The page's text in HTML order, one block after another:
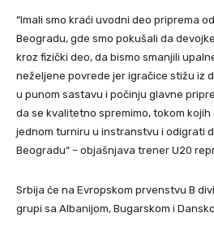
“Imali smo kraći uvodni deo priprema
Beogradu, gde smo pokušali da
kroz fizički deo, da bismo smanjili
neželjene povrede jer igračice stižu iz
u punom sastavu i počinju glavne
da se kvalitetno spremimo, tokom
jednom turniru u instranstvu i odigrati
Beogradu“ – objašnjava trener U20
Srbija će na Evropskom prvenstvu B
grupi sa Albanijom, Bugarskom i